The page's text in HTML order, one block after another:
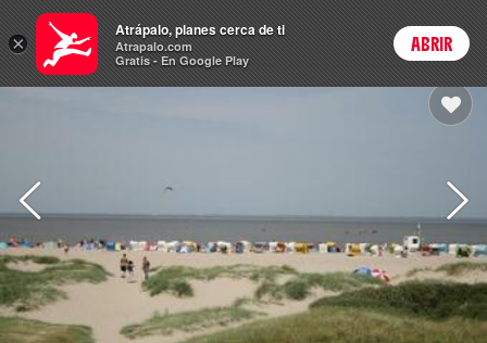
Hoteles Precios en
ARSCambiar moneda
Login
×
Atrápalo, planes cerca de ti
Atrapalo.com
Gratis - En Google Play
ABRIR